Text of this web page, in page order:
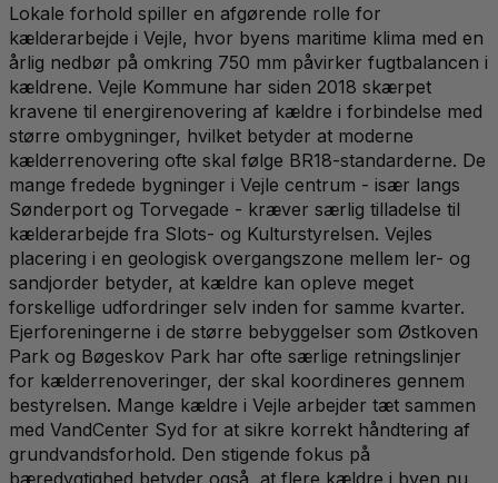
Lokale forhold spiller en afgørende rolle for
kælderarbejde i Vejle, hvor byens maritime klima med en
årlig nedbør på omkring 750 mm påvirker fugtbalancen i
kældrene. Vejle Kommune har siden 2018 skærpet
kravene til energirenovering af kældre i forbindelse med
større ombygninger, hvilket betyder at moderne
kælderrenovering ofte skal følge BR18-standarderne. De
mange fredede bygninger i Vejle centrum - især langs
Sønderport og Torvegade - kræver særlig tilladelse til
kælderarbejde fra Slots- og Kulturstyrelsen. Vejles
placering i en geologisk overgangszone mellem ler- og
sandjorder betyder, at kældre kan opleve meget
forskellige udfordringer selv inden for samme kvarter.
Ejerforeningerne i de større bebyggelser som Østkoven
Park og Bøgeskov Park har ofte særlige retningslinjer
for kælderrenoveringer, der skal koordineres gennem
bestyrelsen. Mange kældre i Vejle arbejder tæt sammen
med VandCenter Syd for at sikre korrekt håndtering af
grundvandsforhold. Den stigende fokus på
bæredygtighed betyder også, at flere kældre i byen nu